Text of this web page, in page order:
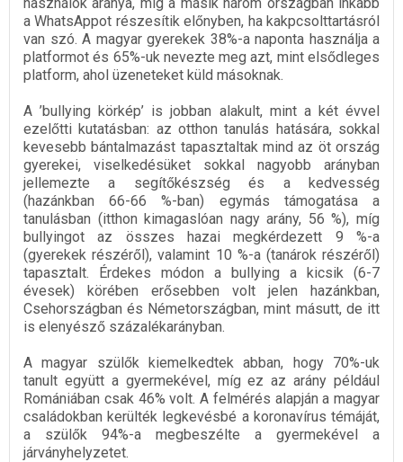
a WhatsAppot részesítik előnyben, ha kakpcsolttartásról
van szó. A magyar gyerekek 38%-a naponta használja a
platformot és 65%-uk nevezte meg azt, mint elsődleges
platform, ahol üzeneteket küld másoknak.
A ’bullying körkép’ is jobban alakult, mint a két évvel
ezelőtti kutatásban: az otthon tanulás hatására, sokkal
kevesebb bántalmazást tapasztaltak mind az öt ország
gyerekei, viselkedésüket sokkal nagyobb arányban
jellemezte a segítőkészség és a kedvesség
(hazánkban 66-66 %-ban) egymás támogatása a
tanulásban (itthon kimagaslóan nagy arány, 56 %), míg
bullyingot az összes hazai megkérdezett 9 %-a
(gyerekek részéről), valamint 10 %-a (tanárok részéről)
tapasztalt. Érdekes módon a bullying a kicsik (6-7
évesek) körében erősebben volt jelen hazánkban,
Csehországban és Németországban, mint másutt, de itt
is elenyésző százalékarányban.
A magyar szülők kiemelkedtek abban, hogy 70%-uk
tanult együtt a gyermekével, míg ez az arány például
Romániában csak 46% volt. A felmérés alapján a magyar
családokban kerülték legkevésbé a koronavírus témáját,
a szülők 94%-a megbeszélte a gyermekével a
járványhelyzetet.